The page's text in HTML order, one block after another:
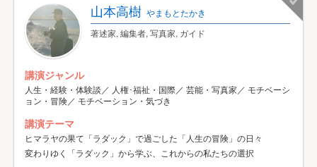
山本高樹 やまもとたかき
著述家, 編集者, 写真家, ガイド
講演ジャンル
人生・経験・体験談／ 人権･福祉・国際／ 芸能・写真家／ モチベーシ
ョン・冒険／ モチベーション・気づき
講演テーマ
ヒマラヤの果て「ラダック」で過ごした「人生の冒険」の日々
変わりゆく「ラダック」から学ぶ、これからの私たちの選択